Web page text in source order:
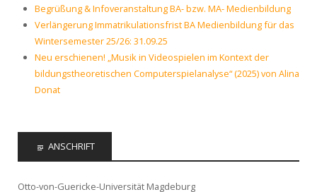
Begrüßung & Infoveranstaltung BA- bzw. MA- Medienbildung
Verlängerung Immatrikulationsfrist BA Medienbildung für das
Wintersemester 25/26: 31.09.25
Neu erschienen! „Musik in Videospielen im Kontext der
bildungstheoretischen Computerspielanalyse“ (2025) von Alina
Donat
ANSCHRIFT
Otto-von-Guericke-Universität Magdeburg